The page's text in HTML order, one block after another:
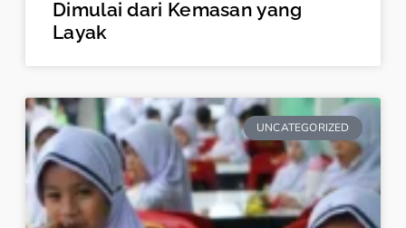
Dimulai dari Kemasan yang
Layak
UNCATEGORIZED